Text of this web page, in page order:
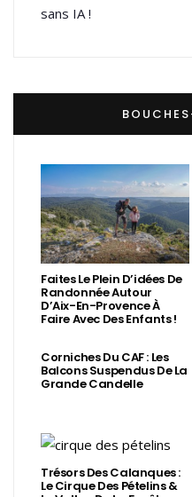
sans IA !
Faites Le Plein D’idées De
Randonnée Autour
D’Aix-En-Provence À
Faire Avec Des Enfants !
Corniches Du CAF : Les
Balcons Suspendus De La
Grande Candelle
Trésors Des Calanques :
Le Cirque Des Pételins &